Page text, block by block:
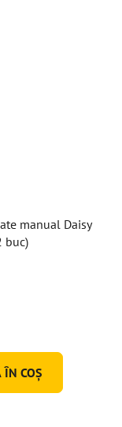
manual Daisy
buc)
ÎN COŞ